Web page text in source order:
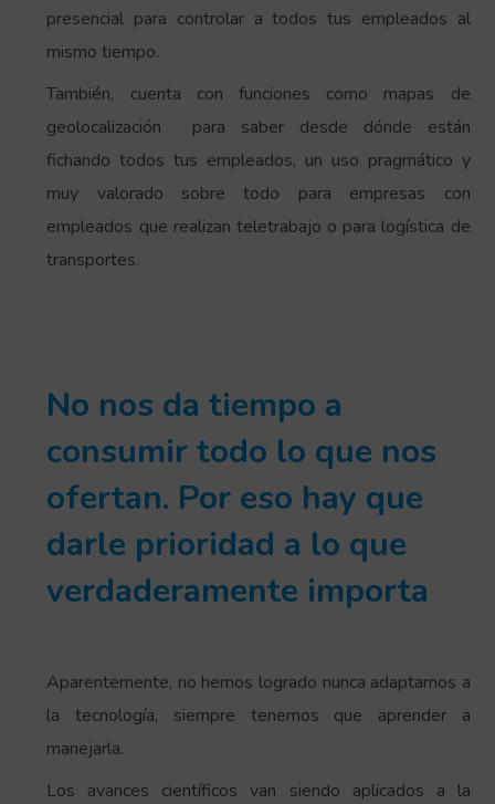
presencial para controlar a todos tus empleados al
mismo tiempo.
También, cuenta con funciones como mapas de
geolocalización para saber desde dónde están
fichando todos tus empleados, un uso pragmático y
muy valorado sobre todo para empresas con
empleados que realizan teletrabajo o para logística de
transportes.
No nos da tiempo a
consumir todo lo que nos
ofertan. Por eso hay que
darle prioridad a lo que
verdaderamente importa
Aparentemente, no hemos logrado nunca adaptarnos a
la tecnología, siempre tenemos que aprender a
manejarla.
Los avances científicos van siendo aplicados a la